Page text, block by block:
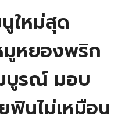
ใหม่สุด
หยองพริก
บูรณ์ มอบ
ฟินไม่เหมือน